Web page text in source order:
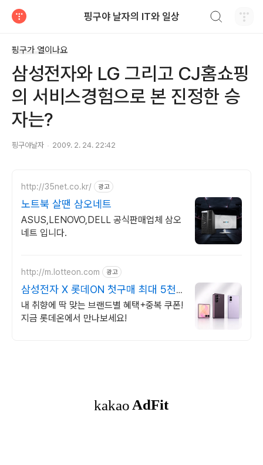
핑구야 날자의 IT와 일상
핑구가 열이나요
삼성전자와 LG 그리고 CJ홈쇼핑
의 서비스경험으로 본 진정한 승
자는?
핑구야날자 2009. 2. 24. 22:42
http://35net.co.kr/ 광고
노트북 살땐 삼오네트
ASUS,LENOVO,DELL 공식판매업체 삼오
네트 입니다.
http://m.lotteon.com 광고
삼성전자 X 롯데ON 첫구매 최대 5천
원 혜택!
내 취향에 딱 맞는 브랜드별 혜택+중복 쿠폰!
지금 롯데온에서 만나보세요!